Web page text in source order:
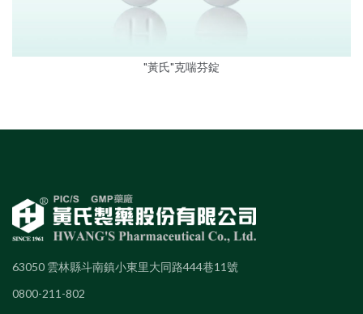
"黃氏"克喘芬錠
63050 雲林縣斗南鎮小東里大同路444巷11號
0800-211-802